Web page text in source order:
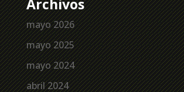
Archivos
mayo 2026
mayo 2025
mayo 2024
abril 2024